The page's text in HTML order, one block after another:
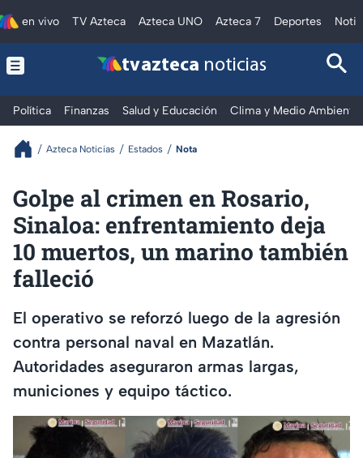
en vivo TV Azteca Azteca UNO Azteca 7 Deportes
tv azteca noticias
Política Finanzas Salud y Educación Clima y Medio Ambiente
Azteca Noticias Estados Nota
Golpe al crimen en Rosario,
Sinaloa: enfrentamiento deja
10 muertos, un marino también
falleció
El operativo se reforzó luego de la agresión
contra personal naval en Mazatlán.
Autoridades aseguraron armas largas,
municiones y equipo táctico.